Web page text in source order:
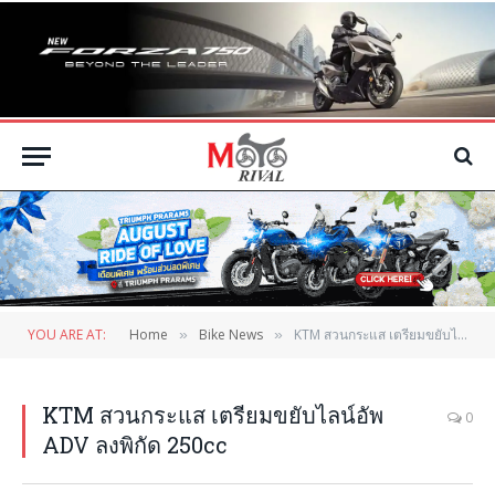
YOU ARE AT: Home » Bike News » KTM สวนกระแส เตรียมขยับไลน์อัพ ADV ลงพิกัด 250cc
KTM สวนกระแส เตรียมขยับไลน์อัพ
ADV ลงพิกัด 250cc
0